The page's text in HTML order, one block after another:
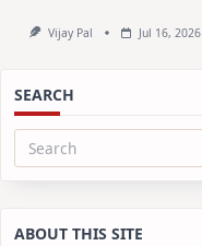
Vijay Pal Jul 16, 2026
SEARCH
Search
ABOUT THIS SITE